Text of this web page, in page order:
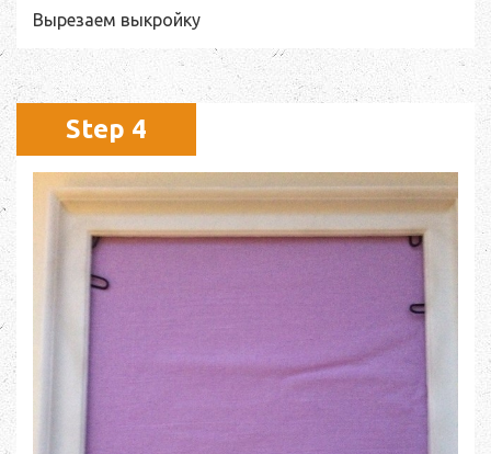
Вырезаем выкройку
Step 4